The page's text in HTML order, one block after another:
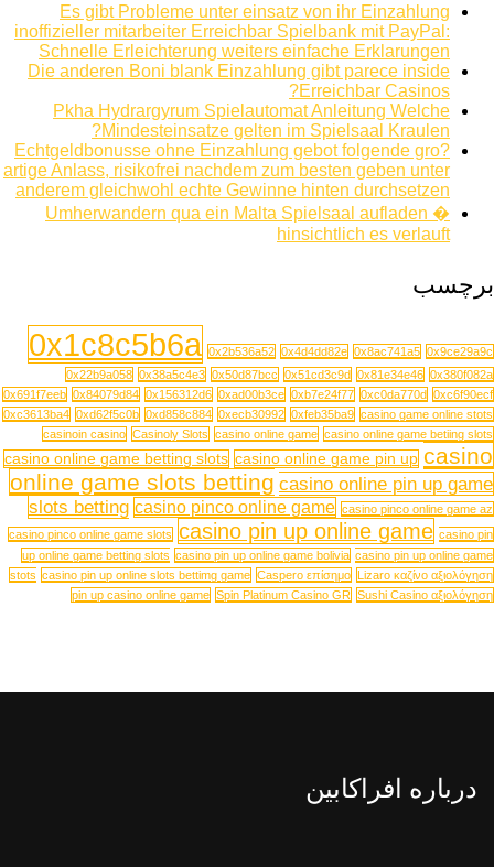
Es gibt Probleme unter einsatz von ihr Einzahlung
inoffizieller mitarbeiter Erreichbar Spielbank mit PayPal:
Schnelle Erleichterung weiters einfache Erklarungen
Die anderen Boni blank Einzahlung gibt parece inside
Erreichbar Casinos?
Pkha Hydrargyrum Spielautomat Anleitung Welche
Mindesteinsatze gelten im Spielsaal Kraulen?
Echtgeldbonusse ohne Einzahlung gebot folgende gro?
artige Anlass, risikofrei nachdem zum besten geben unter
anderem gleichwohl echte Gewinne hinten durchsetzen
Umherwandern qua ein Malta Spielsaal aufladen �
hinsichtlich es verlauft
برچسب
0x1c8c5b6a 0x2b536a52 0x4d4dd82e 0x8ac741a5 0x9ce29a9c
0x22b9a058 0x38a5c4e3 0x50d87bcc 0x51cd3c9d 0x81e34e46 0x380f082a
0x691f7eeb 0x84079d84 0x156312d6 0xad00b3ce 0xb7e24f77 0xc0da770d 0xc6f90ecf
0xc3613ba4 0xd62f5c0b 0xd858c884 0xecb30992 0xfeb35ba9 casino game online stots
casinoin casino Casinoly Slots casino online game casino online game betiing slots
casino online game betting slots casino online game pin up casino
online game slots betting casino online pin up game
slots betting casino pinco online game casino pinco online game az
casino pinco online game slots casino pin up online game casino pin
up online game betting slots casino pin up online game bolivia casino pin up online game
stots casino pin up online slots bettimg game Caspero επίσημο Lizaro καζίνο αξιολόγηση
pin up casino online game Spin Platinum Casino GR Sushi Casino αξιολόγηση
درباره افراکابین